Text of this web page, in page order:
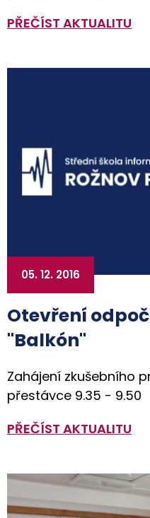
PŘEČÍST AKTUALITU
Otevření
"Balkón"
05. 12. 2016
Zahájení zkušebního
přestávce 9.35 - 9.50
PŘEČÍST AKTUALITU